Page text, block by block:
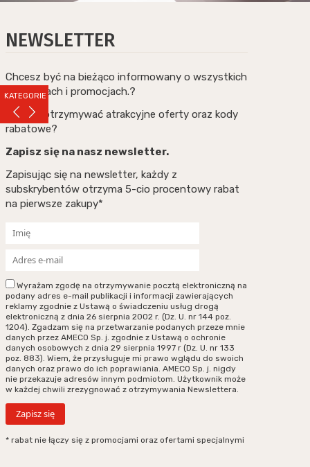
KATEGORIE
NEWSLETTER
Chcesz być na bieżąco informowany o wszystkich
nowościach i promocjach.?
Chcesz otrzymywać atrakcyjne oferty oraz kody
rabatowe?
Zapisz się na nasz newsletter.
Zapisując się na newsletter, każdy z
subskrybentów otrzyma 5-cio procentowy rabat
na pierwsze zakupy*
Wyrażam zgodę na otrzymywanie pocztą elektroniczną na
podany adres e-mail publikacji i informacji zawierających
reklamy zgodnie z Ustawą o świadczeniu usług drogą
elektroniczną z dnia 26 sierpnia 2002 r. (Dz. U. nr 144 poz.
1204). Zgadzam się na przetwarzanie podanych przeze mnie
danych przez AMECO Sp. j. zgodnie z Ustawą o ochronie
danych osobowych z dnia 29 sierpnia 1997 r (Dz. U. nr 133
poz. 883). Wiem, że przysługuje mi prawo wglądu do swoich
danych oraz prawo do ich poprawiania. AMECO Sp. j. nigdy
nie przekazuje adresów innym podmiotom. Użytkownik może
w każdej chwili zrezygnować z otrzymywania Newslettera.
* rabat nie łączy się z promocjami oraz ofertami specjalnymi